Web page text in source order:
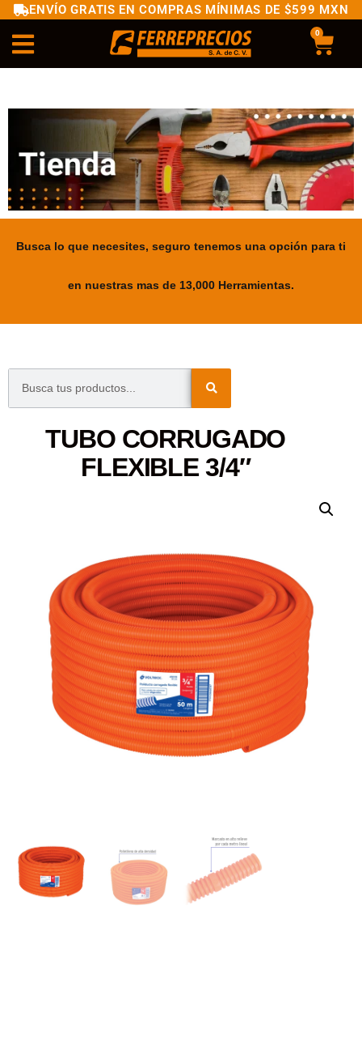
ENVÍO GRATIS EN COMPRAS MÍNIMAS DE $599 MXN
0
Busca lo que necesites, seguro tenemos una opción para ti
en nuestras mas de 13,000 Herramientas.
TUBO CORRUGADO
FLEXIBLE 3/4″